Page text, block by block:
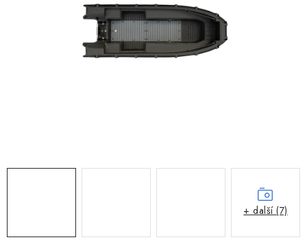
MOTOROVÉ ČLUNY
LODNÍ ELEKTROMOTORY
+ další (7)